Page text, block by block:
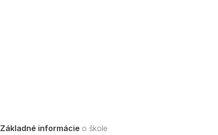
Základné informácie o škole